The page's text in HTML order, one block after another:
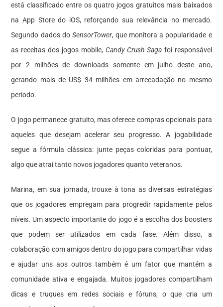
está classificado entre os quatro jogos gratuitos mais baixados
na App Store do iOS, reforçando sua relevância no mercado.
Segundo dados do SensorTower, que monitora a popularidade e
as receitas dos jogos mobile, Candy Crush Sagafoi responsável
por 2 milhões de downloads somente em julho deste ano,
gerando mais de US$ 34 milhões em arrecadação no mesmo
período.
O jogo permanece gratuito, mas oferece compras opcionais para
aqueles que desejam acelerar seu progresso. A jogabilidade
segue a fórmula clássica: junte peças coloridas para pontuar,
algo que atrai tanto novos jogadores quanto veteranos.
Marina, em sua jornada, trouxe à tona as diversas estratégias
que os jogadores empregam para progredir rapidamente pelos
níveis. Um aspecto importante do jogo é a escolha dos boosters
que podem ser utilizados em cada fase. Além disso, a
colaboração com amigos dentro do jogo para compartilhar vidas
e ajudar uns aos outros também é um fator que mantém a
comunidade ativa e engajada. Muitos jogadores compartilham
dicas e truques em redes sociais e fóruns, o que cria um